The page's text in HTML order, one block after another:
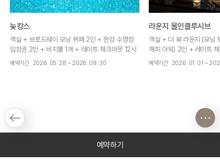
늦캉스
객실 + 브로드웨이 모닝 뷔페 2인 + 한강 수영장
입장권 2인 + 비치볼 1개 + 레이트 체크아웃 12시
+ 연박 혜택
예약기간 2026. 05. 28 ~ 2026. 08. 30
라운지 올인클루시브
객실 + 더 뷰 라운지 (모닝
해피 아워) 2인 + 레이트
택
예약기간 2026. 01. 01 ~
예약하기